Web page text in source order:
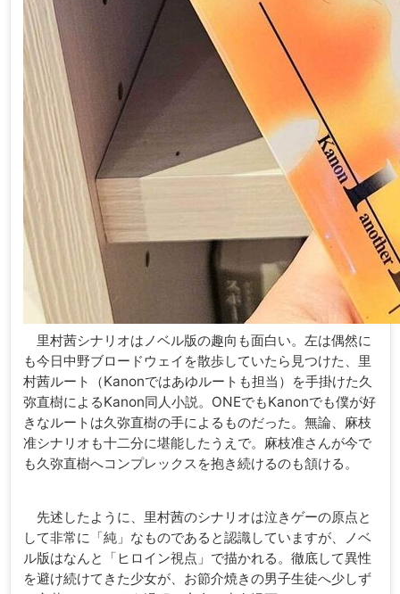
里村茜シナリオはノベル版の趣向も面白い。左は偶然に
も今日中野ブロードウェイを散歩していたら見つけた、里
村茜ルート（Kanonではあゆルートも担当）を手掛けた久
弥直樹によるKanon同人小説。ONEでもKanonでも僕が好
きなルートは久弥直樹の手によるものだった。無論、麻枝
准シナリオも十二分に堪能したうえで。麻枝准さんが今で
も久弥直樹へコンプレックスを抱き続けるのも頷ける。
先述したように、里村茜のシナリオは泣きゲーの原点と
して非常に「純」なものであると認識していますが、ノベ
ル版はなんと「ヒロイン視点」で描かれる。徹底して異性
を避け続けてきた少女が、お節介焼きの男子生徒へ少しず